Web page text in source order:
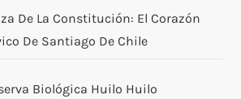
De La Constitución: El Corazón
De Santiago De Chile
Biológica Huilo Huilo